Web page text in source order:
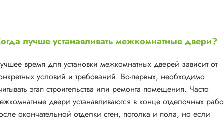
лучше устанавливать межкомнатные двери?
время для установки межкомнатных дверей зависит от
условий и требований. Во-первых, необходимо
этап строительства или ремонта помещения. Часто
двери устанавливаются в конце отделочных
окончательной отделки стен, потолка и пола, но если